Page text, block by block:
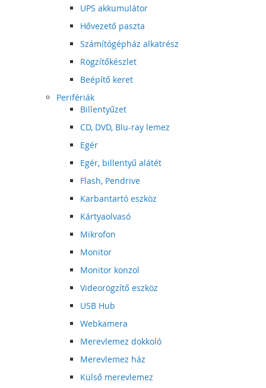
UPS akkumulátor
Hővezető paszta
Számítógépház alkatrész
Rögzítőkészlet
Beépítő keret
Perifériák
Billentyűzet
CD, DVD, Blu-ray lemez
Egér
Egér, billentyű alátét
Flash, Pendrive
Karbantartó eszköz
Kártyaolvasó
Mikrofon
Monitor
Monitor konzol
Videorögzítő eszköz
USB Hub
Webkamera
Merevlemez dokkoló
Merevlemez ház
Külső merevlemez